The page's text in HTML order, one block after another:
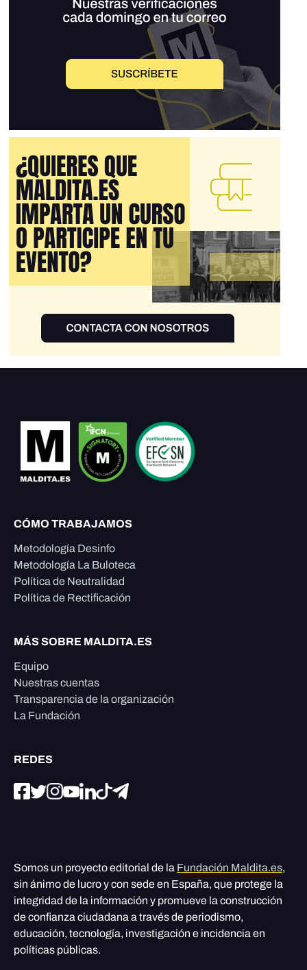
CÓMO TRABAJAMOS
Metodología Desinfo
Metodología La Buloteca
Política de Neutralidad
Política de Rectificación
MÁS SOBRE MALDITA.ES
Equipo
Nuestras cuentas
Transparencia de la organización
La Fundación
REDES
Somos un proyecto editorial de la Fundación Maldita.es,
sin ánimo de lucro y con sede en España, que protege la
integridad de la información y promueve la construcción
de confianza ciudadana a través de periodismo,
educación, tecnología, investigación e incidencia en
políticas públicas.